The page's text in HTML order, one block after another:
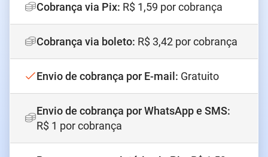
Cobrança via Pix: R$ 1,59 por cobrança
Cobrança via boleto: R$ 3,42 por cobrança
Envio de cobrança por E-mail : Gratuito
Envio de cobrança por WhatsApp e SMS:
R$ 1 por cobrança